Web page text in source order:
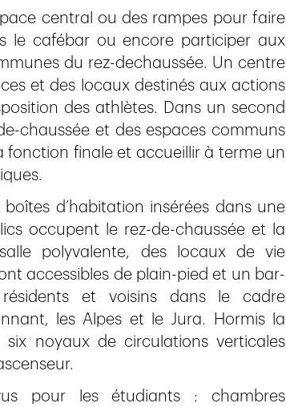
central ou des rampes pour faire
le cafébar ou encore participer aux
du rez-dechaussée. Un centre
et des locaux destinés aux actions
des athlètes. Dans un second
chaussée et des espaces communs
finale et accueillir à terme un
d’habitation insérées dans une
occupent le rez-de-chaussée et la
polyvalente, des locaux de vie
accessibles de plain-pied et un bar-
et voisins dans le cadre
les Alpes et le Jura. Hormis la
noyaux de circulations verticales
pour les étudiants : chambres